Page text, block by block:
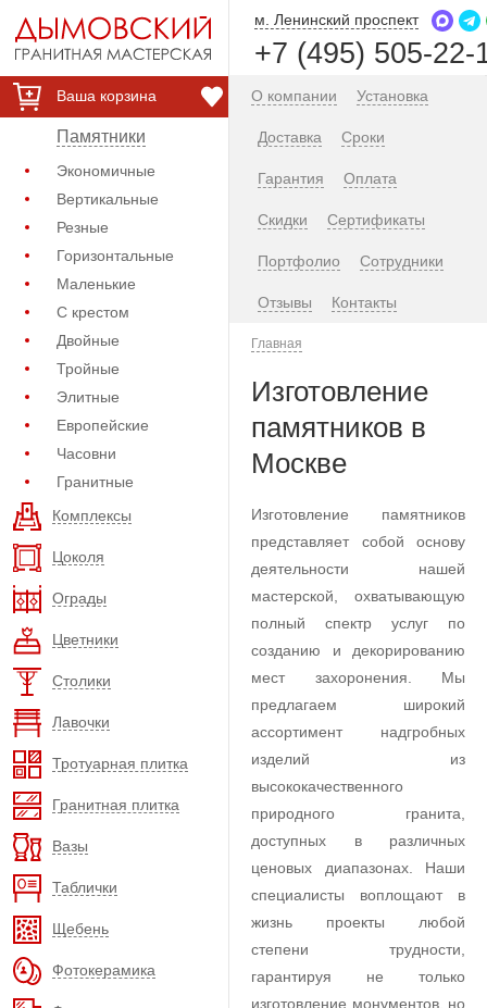
Ваша корзина
Памятники
Экономичные
Вертикальные
Резные
Горизонтальные
Маленькие
С крестом
Двойные
Тройные
Элитные
Европейские
Часовни
Гранитные
Комплексы
Цоколя
Ограды
Цветники
Столики
Лавочки
Тротуарная плитка
Гранитная плитка
Вазы
Таблички
Щебень
Фотокерамика
м. Ленинский проспект
+7 (495) 505-22-
О компании Установка
Доставка Сроки
Гарантия Оплата
Скидки Сертификаты
Портфолио Сотрудники
Отзывы Контакты
Главная
Изготовление
памятников в
Москве
Изготовление памятников
представляет собой основу
деятельности нашей
мастерской, охватывающую
полный спектр услуг по
созданию и декорированию
мест захоронения. Мы
предлагаем широкий
ассортимент надгробных
изделий из
высококачественного
природного гранита,
доступных в различных
ценовых диапазонах. Наши
специалисты воплощают в
жизнь проекты любой
степени трудности,
гарантируя не только
изготовление монументов, но